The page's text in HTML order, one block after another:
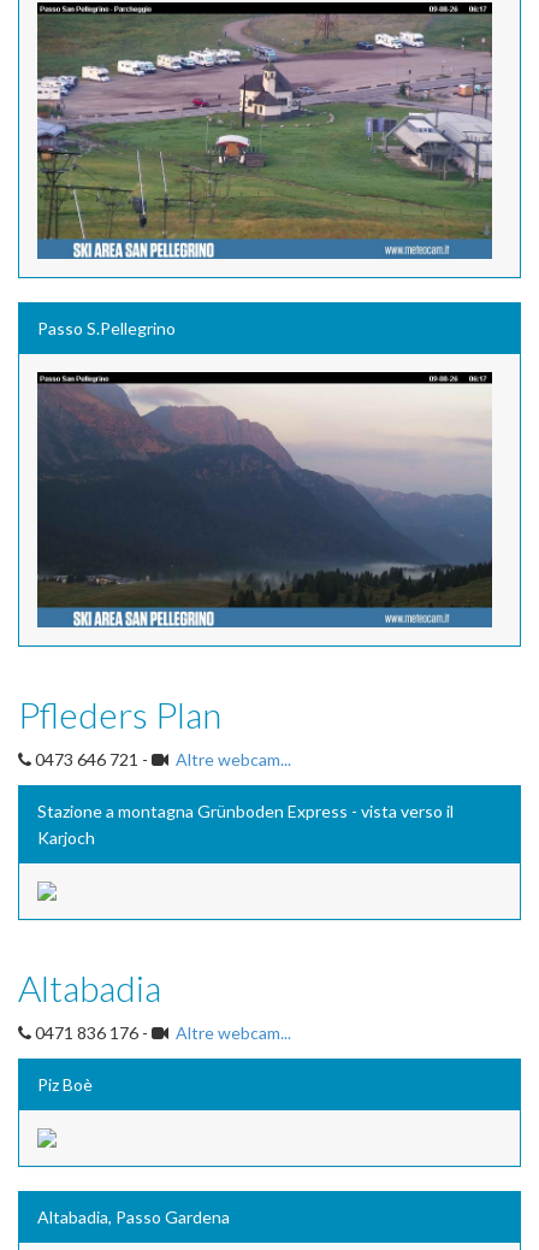
Passo S.Pellegrino
Pfleders Plan
0473 646 721 - Altre webcam...
Stazione a montagna Grünboden Express - vista verso il
Karjoch
Altabadia
0471 836 176 - Altre webcam...
Piz Boè
Altabadia, Passo Gardena